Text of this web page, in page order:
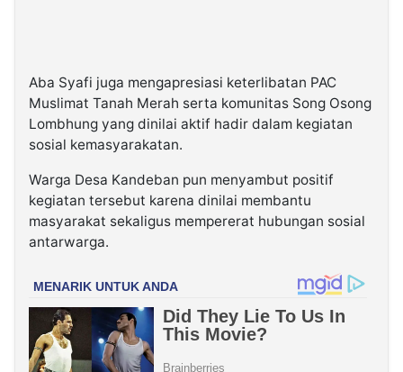
Aba Syafi juga mengapresiasi keterlibatan PAC
Muslimat Tanah Merah serta komunitas Song Osong
Lombhung yang dinilai aktif hadir dalam kegiatan
sosial kemasyarakatan.
Warga Desa Kandeban pun menyambut positif
kegiatan tersebut karena dinilai membantu
masyarakat sekaligus mempererat hubungan sosial
antarwarga.